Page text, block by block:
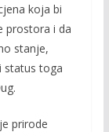
koja bi
prostora i da
stanje,
status toga
prirode